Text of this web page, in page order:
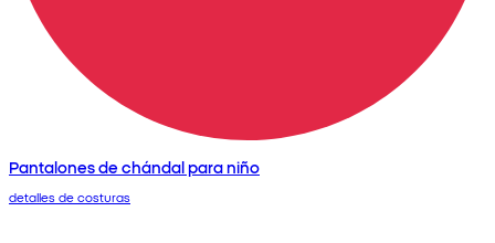
Pantalones de chándal para niño
detalles de costuras